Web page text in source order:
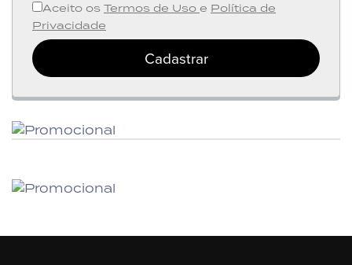
Aceito os Termos de Uso e Política de
Privacidade
Cadastrar